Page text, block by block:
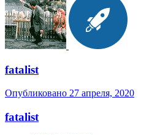
fatalist
Опубликовано 27 апреля, 2020
fatalist